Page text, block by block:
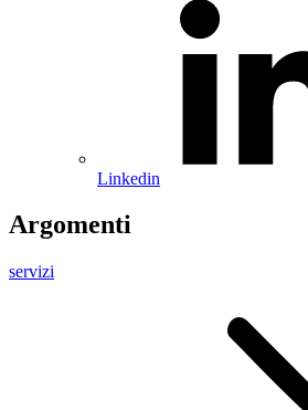
Linkedin
Argomenti
servizi